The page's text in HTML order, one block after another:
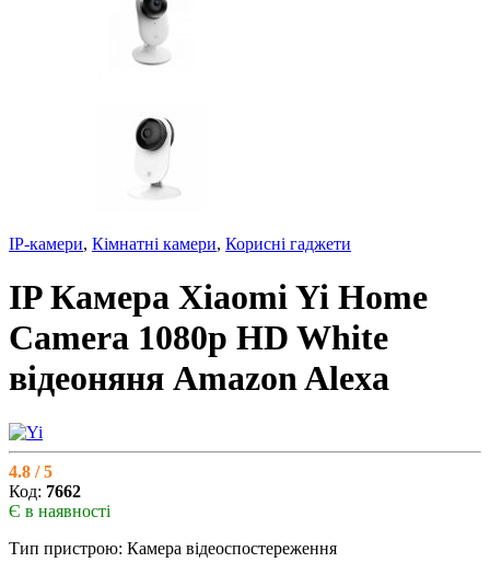
IP-камери, Кімнатні камери, Корисні гаджети
IP Камера Xiaomi Yi Home
Camera 1080p HD White
відеоняня Amazon Alexa
4.8 / 5
Код: 7662
Є в наявності
Тип пристрою: Камера відеоспостереження